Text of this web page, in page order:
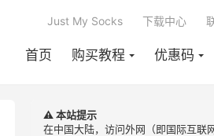
首页 购买教程 优惠码
Just My Socks 下载中心
⚠️ 本站提示
在中国大陆，访问外网（即国际互联